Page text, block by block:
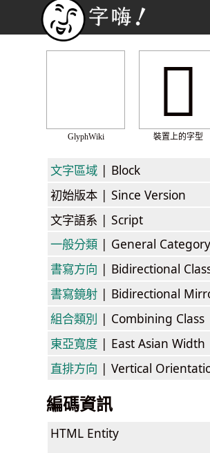
GlyphWiki
𧷨
裝置上的字型
文字區域 | Block
初始版本 | Since Version
文字語系 | Script
一般分類 | General Category
書寫方向 | Bidirectional
書寫鏡射 | Bidirectional
組合類別 | Combining Class
東亞寬度 | East Asian Width
直排方向 | Vertical
編碼資訊
HTML Entity